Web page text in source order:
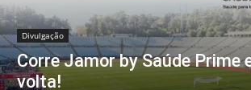
Divulgação
Corre Jamor by Saúde Prime
volta!